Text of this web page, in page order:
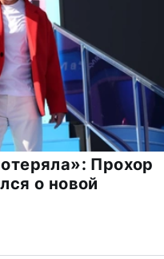
Прохор
о новой